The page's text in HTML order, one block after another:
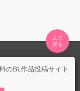
のBL作品投稿サイト
上に